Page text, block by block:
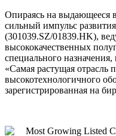
Опираясь на выдающееся
сильный импульс
(301039.SZ/01839.HK),
высококачественных
специального
«Самая растущая отрасль
высокотехнологичного
зарегистрированная на